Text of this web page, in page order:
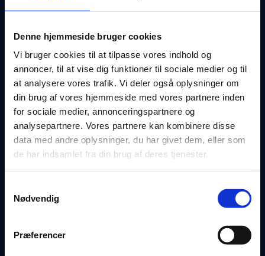
Denne hjemmeside bruger cookies
Vi bruger cookies til at tilpasse vores indhold og
annoncer, til at vise dig funktioner til sociale medier og til
at analysere vores trafik. Vi deler også oplysninger om
din brug af vores hjemmeside med vores partnere inden
for sociale medier, annonceringspartnere og
analysepartnere. Vores partnere kan kombinere disse
data med andre oplysninger, du har givet dem, eller som
de har indsamlet fra din brug af deres tjenester.
Nødvendig
Præferencer

Odensevej 107
5260 Odense S
CVR: 30675053
66194500
 mail@kai-hansen.com
Finalist til årets elinstallatør i 2019 & 2020